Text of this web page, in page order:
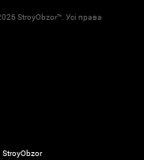
StroyObzor™. Усі права
StroyObzor